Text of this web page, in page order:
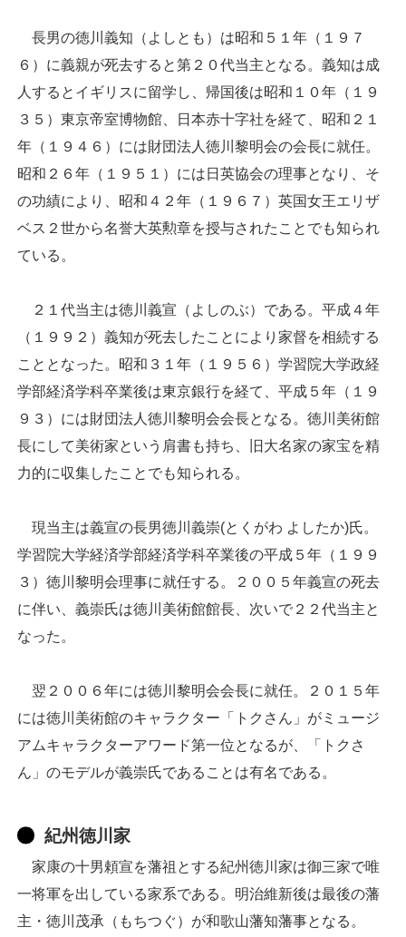
長男の徳川義知（よしとも）は昭和５１年（１９７
６）に義親が死去すると第２０代当主となる。義知は成
人するとイギリスに留学し、帰国後は昭和１０年（１９
３５）東京帝室博物館、日本赤十字社を経て、昭和２１
年（１９４６）には財団法人徳川黎明会の会長に就任。
昭和２６年（１９５１）には日英協会の理事となり、そ
の功績により、昭和４２年（１９６７）英国女王エリザ
ベス２世から名誉大英勲章を授与されたことでも知られ
ている。
２１代当主は徳川義宣（よしのぶ）である。平成４年
（１９９２）義知が死去したことにより家督を相続する
こととなった。昭和３１年（１９５６）学習院大学政経
学部経済学科卒業後は東京銀行を経て、平成５年（１９
９３）には財団法人徳川黎明会会長となる。徳川美術館
長にして美術家という肩書も持ち、旧大名家の家宝を精
力的に収集したことでも知られる。
現当主は義宣の長男徳川義崇(とくがわ よしたか)氏。
学習院大学経済学部経済学科卒業後の平成５年（１９９
３）徳川黎明会理事に就任する。２００５年義宣の死去
に伴い、義崇氏は徳川美術館館長、次いで２２代当主と
なった。
翌２００６年には徳川黎明会会長に就任。２０１５年
には徳川美術館のキャラクター「トクさん」がミュージ
アムキャラクターアワード第一位となるが、「トクさ
ん」のモデルが義崇氏であることは有名である。
紀州徳川家
家康の十男頼宣を藩祖とする紀州徳川家は御三家で唯
一将軍を出している家系である。明治維新後は最後の藩
主・徳川茂承（もちつぐ）が和歌山藩知藩事となる。